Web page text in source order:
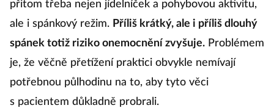
přitom třeba nejen jídelníček a pohybovou aktivitu,
ale i spánkový režim. Příliš krátký, ale i příliš dlouhý
spánek totiž riziko onemocnění zvyšuje. Problémem
je, že věčně přetížení praktici obvykle nemívají
potřebnou půlhodinu na to, aby tyto věci
s pacientem důkladně probrali.